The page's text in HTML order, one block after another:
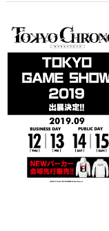
ゲーム
日本の
画です。
日本
日本の
ルを網
解説を
若ゲ
『うつ
一先生
なん